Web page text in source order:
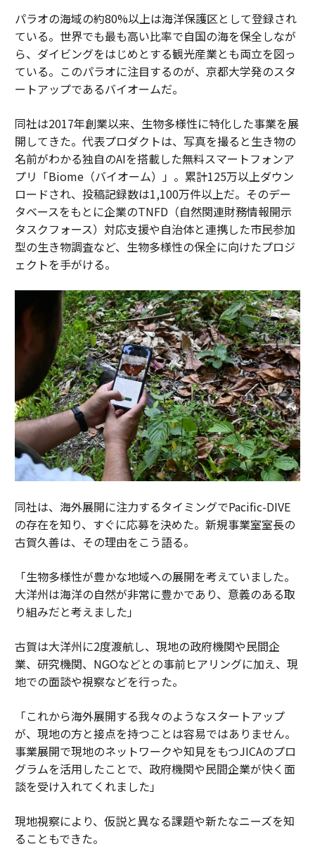
パラオの海域の約80%以上は海洋保護区として登録され
ている。世界でも最も高い比率で自国の海を保全しなが
ら、ダイビングをはじめとする観光産業とも両立を図っ
ている。このパラオに注目するのが、京都大学発のスタ
ートアップであるバイオームだ。
同社は2017年創業以来、生物多様性に特化した事業を展
開してきた。代表プロダクトは、写真を撮ると生き物の
名前がわかる独自のAIを搭載した無料スマートフォンア
プリ「Biome（バイオーム）」。累計125万以上ダウン
ロードされ、投稿記録数は1,100万件以上だ。そのデー
タベースをもとに企業のTNFD（自然関連財務情報開示
タスクフォース）対応支援や自治体と連携した市民参加
型の生き物調査など、生物多様性の保全に向けたプロジ
ェクトを手がける。
同社は、海外展開に注力するタイミングでPacific-DIVE
の存在を知り、すぐに応募を決めた。新規事業室室長の
古賀久善は、その理由をこう語る。
「生物多様性が豊かな地域への展開を考えていました。
大洋州は海洋の自然が非常に豊かであり、意義のある取
り組みだと考えました」
古賀は大洋州に2度渡航し、現地の政府機関や民間企
業、研究機関、NGOなどとの事前ヒアリングに加え、現
地での面談や視察などを行った。
「これから海外展開する我々のようなスタートアップ
が、現地の方と接点を持つことは容易ではありません。
事業展開で現地のネットワークや知見をもつJICAのプロ
グラムを活用したことで、政府機関や民間企業が快く面
談を受け入れてくれました」
現地視察により、仮説と異なる課題や新たなニーズを知
ることもできた。